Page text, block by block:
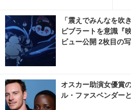
「震えでみんなを吹
ビブラートを意識『
ビュー公開 2枚目の
オスカー助演女優賞
ル・ファスベンダー